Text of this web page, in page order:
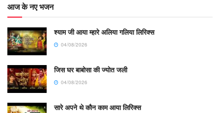
आज के नए भजन
श्याम जी आया म्हारे अलिया गलिया लिरिक्स
04/08/2026
जिस घर बाबोसा की ज्योत जली
04/08/2026
सारे अपने थे कौन काम आया लिरिक्स